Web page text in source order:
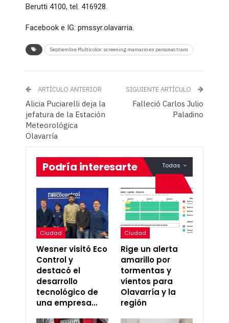
Berutti 4100, tel. 416928.
Facebook e IG: pmssyr.olavarria.
Septiembre Multicolor: screening mamario en personas trans
ARTÍCULO ANTERIOR
Alicia Puciarelli deja la
jefatura de la Estación
Meteorológica
Olavarría
SIGUIENTE ARTÍCULO
Falleció Carlos Julio
Paladino
Todas
Podría interesarte
Ciudad
Wesner visitó Eco
Control y
destacó el
desarrollo
tecnológico de
una empresa…
Ciudad
Rige un alerta
amarillo por
tormentas y
vientos para
Olavarría y la
región